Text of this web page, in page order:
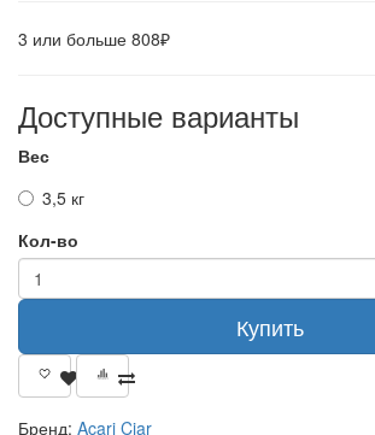
3 или больше 808₽
Доступные варианты
Вес
3,5 кг
Кол-во
Купить
Бренд: Acari Ciar